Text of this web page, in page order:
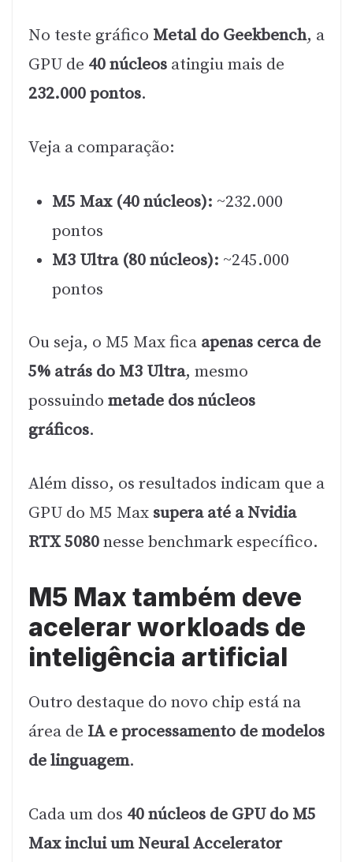
No teste gráfico Metal do Geekbench, a
GPU de 40 núcleos atingiu mais de
232.000 pontos.
Veja a comparação:
M5 Max (40 núcleos): ~232.000
pontos
M3 Ultra (80 núcleos): ~245.000
pontos
Ou seja, o M5 Max fica apenas cerca de
5% atrás do M3 Ultra, mesmo
possuindo metade dos núcleos
gráficos.
Além disso, os resultados indicam que a
GPU do M5 Max supera até a Nvidia
RTX 5080nesse benchmark específico.
M5 Max também deve
acelerar workloads de
inteligência artificial
Outro destaque do novo chip está na
área de IA e processamento de modelos
de linguagem.
Cada um dos 40 núcleos de GPU do M5
Max inclui um Neural Accelerator